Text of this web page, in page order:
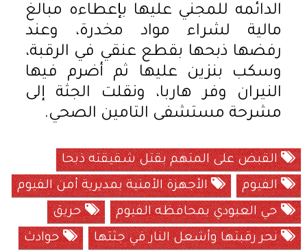
الدائمه للمجني عليها بإعطاءه مبالغ
مالية لشراء مواد مخدرة، وعند
رفضها ذبحها بقطع عنقي في الرقبة،
وسكب بنزين عليها ثم أضرم فيها
النيران وفر هاربا، ونقلت الجثة إلى
مشرحة مستشفى التامين الصحي.
القبض على المتهم بقتل شقيقته ذبحا
الفيوم
الأجهزة الأمنية بمديرية أمن الفيوم
حي العبودي بمحافظه الفيوم
حريق
نحر رقبتها وأشعل النار في جثتها
حوادث